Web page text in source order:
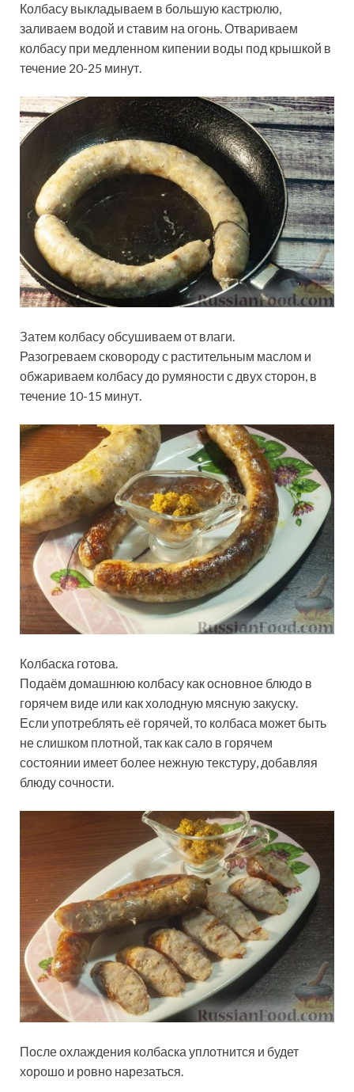
Колбасу выкладываем в большую кастрюлю,
заливаем водой и ставим на огонь. Отвариваем
колбасу при медленном кипении воды под крышкой в
течение 20-25 минут.
Затем колбасу обсушиваем от влаги.
Разогреваем сковороду с растительным маслом и
обжариваем колбасу до румяности с двух сторон, в
течение 10-15 минут.
Колбаска готова.
Подаём домашнюю колбасу как основное блюдо в
горячем виде или как холодную мясную закуску.
Если употреблять её горячей, то колбаса может быть
не слишком плотной, так как сало в горячем
состоянии имеет более нежную текстуру, добавляя
блюду сочности.
После охлаждения колбаска уплотнится и будет
хорошо и ровно нарезаться.